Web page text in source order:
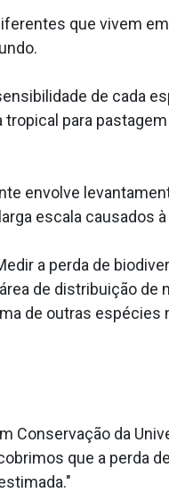
que vivem
de cada
para pastagem
envolve
escala causados
a perda de
de distribuição de
de outras espécies
Conservação da
que a perda